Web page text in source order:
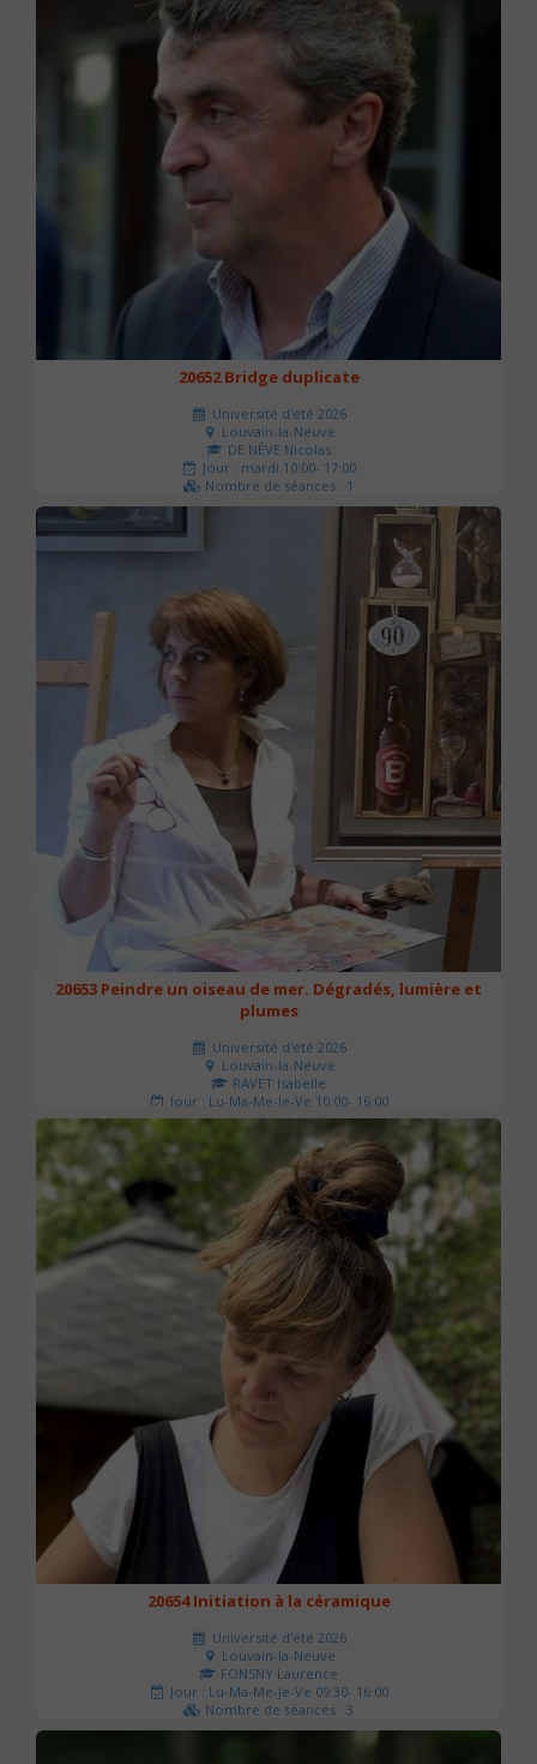
20652 Bridge duplicate
Université d'été 2026
Louvain-la-Neuve
DE NÈVE Nicolas
Jour : mardi 10:00- 17:00
Nombre de séances : 1
50 €
20653 Peindre un oiseau de mer. Dégradés, lumière et
plumes
Université d'été 2026
Louvain-la-Neuve
RAVET Isabelle
Jour : Lu-Ma-Me-Je-Ve 10:00- 16:00
Nombre de séances : 2
20654 Initiation à la céramique
Université d'été 2026
Louvain-la-Neuve
FONSNY Laurence
Jour : Lu-Ma-Me-Je-Ve 09:30- 16:00
Nombre de séances : 3
190 €